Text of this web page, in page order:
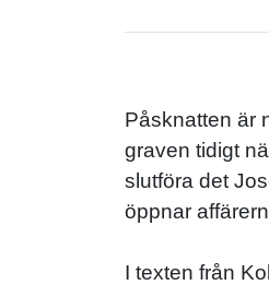
Påsknatten är
graven tidigt
slutföra det
öppnar
I texten från